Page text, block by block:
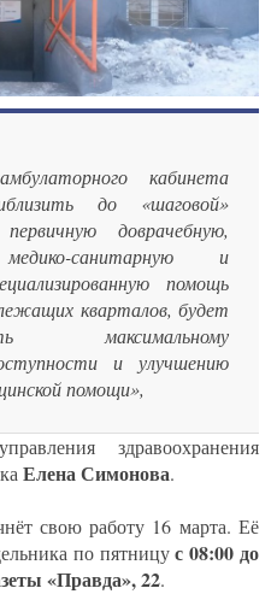
кабинета
до «шаговой»
доврачебную,
санитарную и
помощь
кварталов, будет
максимальному
и улучшению
помощи»,
здравоохранения
Елена Симонова.
свою работу 16 марта. Её
по пятницус 08:00 до
«Правда», 22.